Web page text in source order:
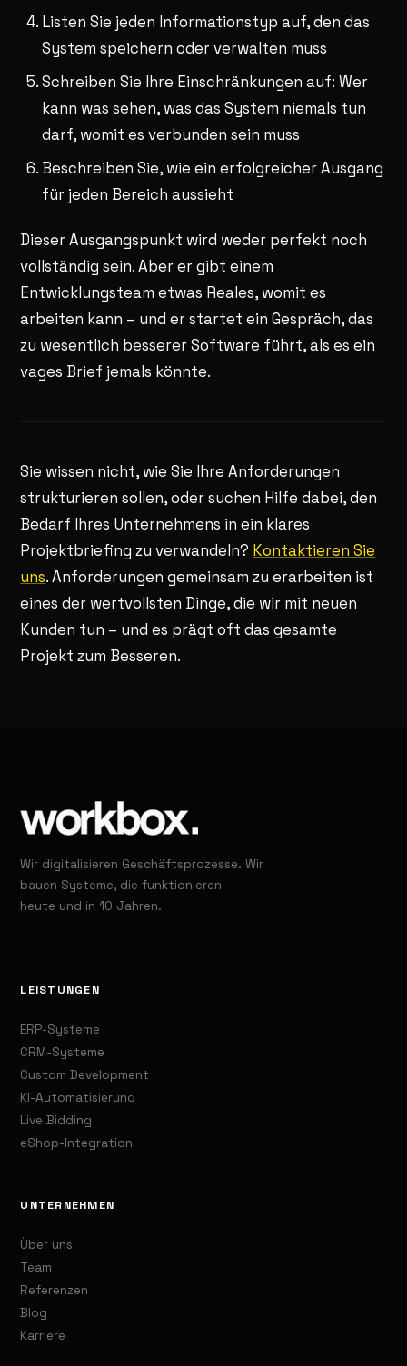
Listen Sie jeden Informationstyp auf, den das
System speichern oder verwalten muss
Schreiben Sie Ihre Einschränkungen auf: Wer
kann was sehen, was das System niemals tun
darf, womit es verbunden sein muss
Beschreiben Sie, wie ein erfolgreicher Ausgang
für jeden Bereich aussieht
Dieser Ausgangspunkt wird weder perfekt noch
vollständig sein. Aber er gibt einem
Entwicklungsteam etwas Reales, womit es
arbeiten kann – und er startet ein Gespräch, das
zu wesentlich besserer Software führt, als es ein
vages Brief jemals könnte.
Sie wissen nicht, wie Sie Ihre Anforderungen
strukturieren sollen, oder suchen Hilfe dabei, den
Bedarf Ihres Unternehmens in ein klares
Projektbriefing zu verwandeln? Kontaktieren Sie
uns. Anforderungen gemeinsam zu erarbeiten ist
eines der wertvollsten Dinge, die wir mit neuen
Kunden tun – und es prägt oft das gesamte
Projekt zum Besseren.
Wir digitalisieren Geschäftsprozesse. Wir
bauen Systeme, die funktionieren —
heute und in 10 Jahren.
LEISTUNGEN
ERP-Systeme
CRM-Systeme
Custom Development
KI-Automatisierung
Live Bidding
eShop-Integration
UNTERNEHMEN
Über uns
Team
Referenzen
Blog
Karriere